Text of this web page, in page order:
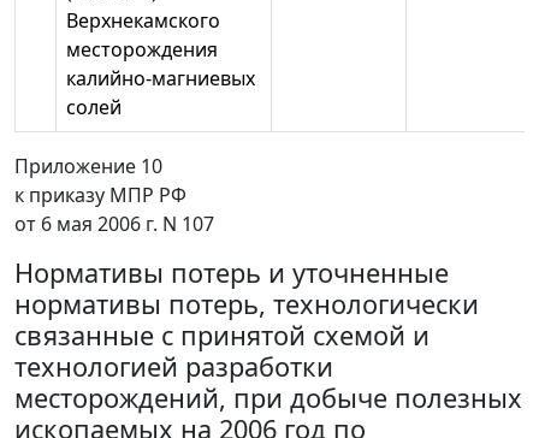
Верхнекамского
месторождения
калийно-магниевых
солей
Приложение 10
к приказу МПР РФ
от 6 мая 2006 г. N 107
Нормативы потерь и уточненные
нормативы потерь, технологически
связанные с принятой схемой и
технологией разработки
месторождений, при добыче полезных
ископаемых на 2006 год по